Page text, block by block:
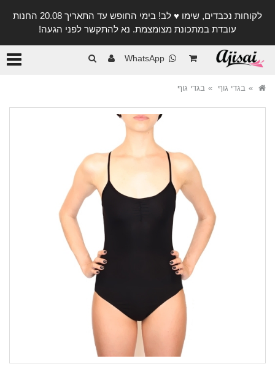
לקוחות נכבדים, שימו ♥️ לב! בימי החופש עד התאריך 20.08 החנות
עובדת במתכונת מצומצמת. נא להתקשר לפני הגעה!
WhatsApp
בגדי גוף בגדי גוף